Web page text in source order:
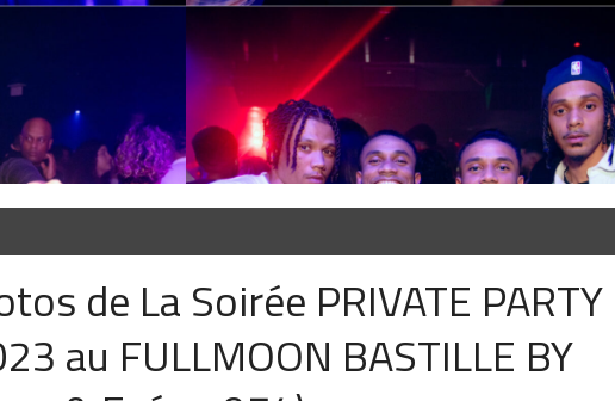
de La Soirée PRIVATE PARTY
au FULLMOON BASTILLE BY